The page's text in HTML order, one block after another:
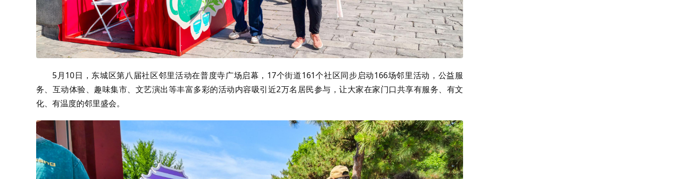
5月10日，东城区第八届社区邻里活动在普度寺广场启幕，17个街道161个社区同步启动166场邻里活动，公益服
务、互动体验、趣味集市、文艺演出等丰富多彩的活动内容吸引近2万名居民参与，让大家在家门口共享有服务、有文
化、有温度的邻里盛会。